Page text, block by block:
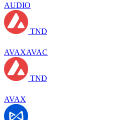
AUDIO
TND
AVAXAVAC
TND
AVAX